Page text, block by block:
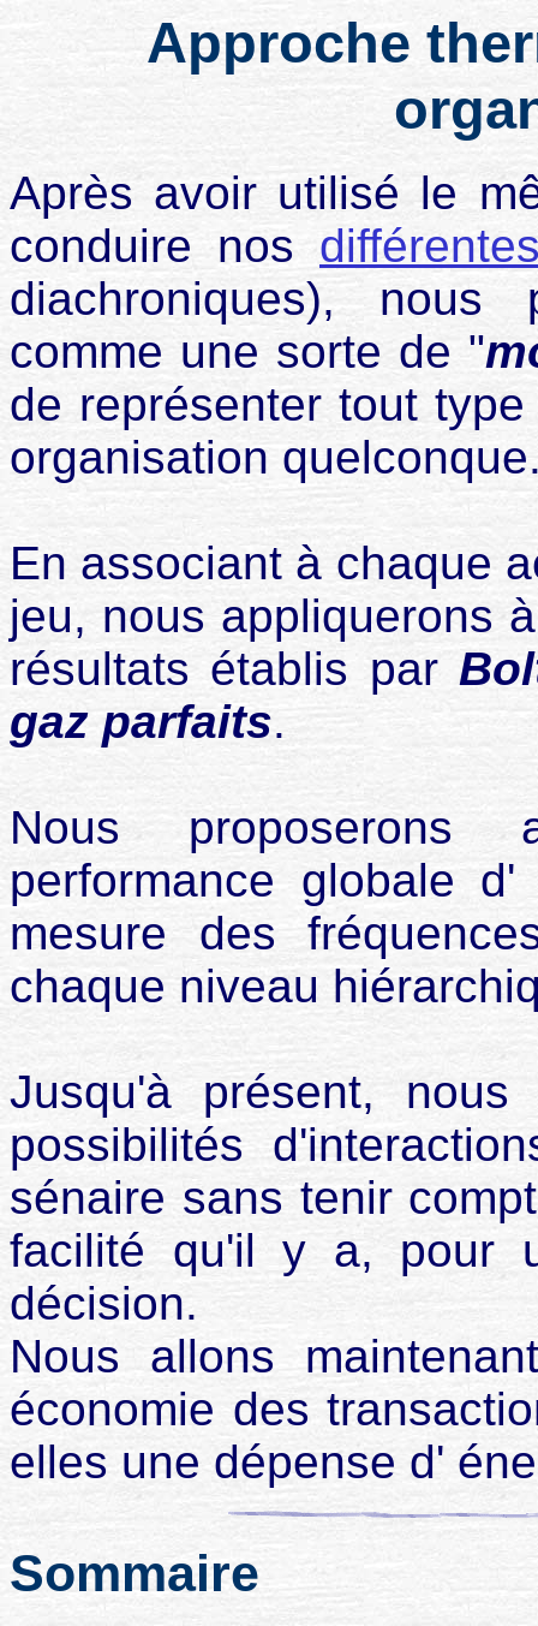
Approche
Après avoir utilisé le
conduire nos
diachroniques), nous
comme une sorte de "
de représenter tout
organisation
En associant à chaque
jeu, nous appliquerons
résultats établis par
gaz parfaits.
Nous
performance globale
mesure des
chaque niveau
Jusqu'à présent,
possibilités
sénaire sans tenir
facilité qu'il y a, pour
décision.
Nous allons
économie des
elles une dépense d'
Sommaire